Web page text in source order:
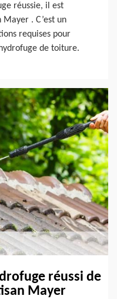
réussie, il est
. C’est un
requises pour
de toiture.
réussi de
Mayer